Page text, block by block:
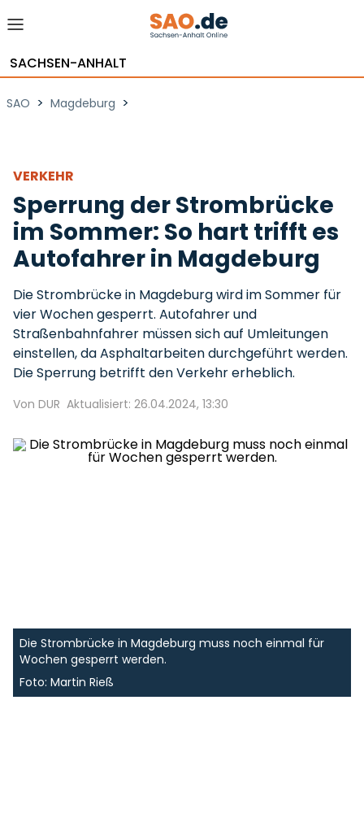
SACHSEN-ANHALT
SAO > Magdeburg >
VERKEHR
Sperrung der Strombrücke
im Sommer: So hart trifft es
Autofahrer in Magdeburg
Die Strombrücke in Magdeburg wird im Sommer für
vier Wochen gesperrt. Autofahrer und
Straßenbahnfahrer müssen sich auf Umleitungen
einstellen, da Asphaltarbeiten durchgeführt werden.
Die Sperrung betrifft den Verkehr erheblich.
Von DUR Aktualisiert: 26.04.2024, 13:30
Die Strombrücke in Magdeburg muss noch einmal für
Wochen gesperrt werden.
Foto: Martin Rieß